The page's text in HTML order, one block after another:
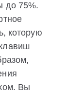
до 75%.
которую
Вы